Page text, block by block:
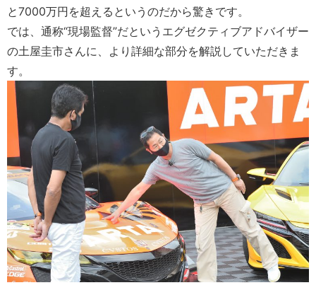
と7000万円を超えるというのだから驚きです。
では、通称“現場監督”だというエグゼクティブアドバイザー
の土屋圭市さんに、より詳細な部分を解説していただきま
す。